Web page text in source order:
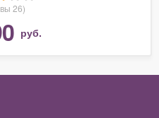
26)
руб.